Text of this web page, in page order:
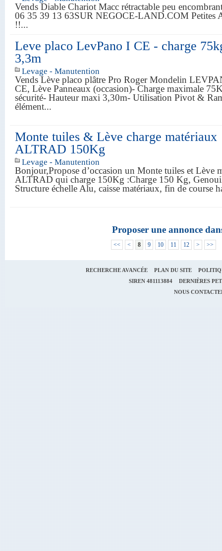
Vends Diable Chariot Macc rétractable peu
06 35 39 13 63SUR NEGOCE-LAND.COM Petites
!!...
Leve placo LevPano I CE - charge
3,3m
Levage - Manutention
Vends Lève placo plâtre Pro Roger Mondelin
CE, Lève Panneaux (occasion)- Charge maximale
sécurité- Hauteur maxi 3,30m- Utilisation Pivot &
élément...
Monte tuiles & Lève charge matériaux
ALTRAD 150Kg
Levage - Manutention
Bonjour,Propose d’occasion un Monte tuiles et Lève
ALTRAD qui charge 150Kg :Charge 150 Kg,
Structure échelle Alu, caisse matériaux, fin de
Proposer une annonce
<< < 8 9 10 11 12 > >>
RECHERCHE AVANCÉE PLAN DU SITE
SIREN 481113884
DERNIÈRES
NOUS